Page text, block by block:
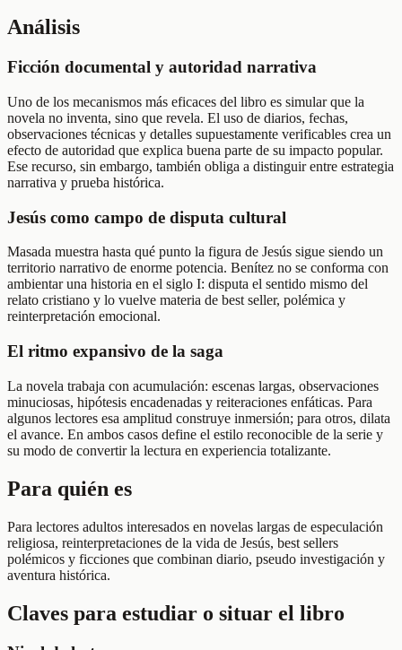
Análisis
Ficción documental y autoridad narrativa
Uno de los mecanismos más eficaces del libro es simular que la
novela no inventa, sino que revela. El uso de diarios, fechas,
observaciones técnicas y detalles supuestamente verificables crea un
efecto de autoridad que explica buena parte de su impacto popular.
Ese recurso, sin embargo, también obliga a distinguir entre estrategia
narrativa y prueba histórica.
Jesús como campo de disputa cultural
Masada muestra hasta qué punto la figura de Jesús sigue siendo un
territorio narrativo de enorme potencia. Benítez no se conforma con
ambientar una historia en el siglo I: disputa el sentido mismo del
relato cristiano y lo vuelve materia de best seller, polémica y
reinterpretación emocional.
El ritmo expansivo de la saga
La novela trabaja con acumulación: escenas largas, observaciones
minuciosas, hipótesis encadenadas y reiteraciones enfáticas. Para
algunos lectores esa amplitud construye inmersión; para otros, dilata
el avance. En ambos casos define el estilo reconocible de la serie y
su modo de convertir la lectura en experiencia totalizante.
Para quién es
Para lectores adultos interesados en novelas largas de especulación
religiosa, reinterpretaciones de la vida de Jesús, best sellers
polémicos y ficciones que combinan diario, pseudo investigación y
aventura histórica.
Claves para estudiar o situar el libro